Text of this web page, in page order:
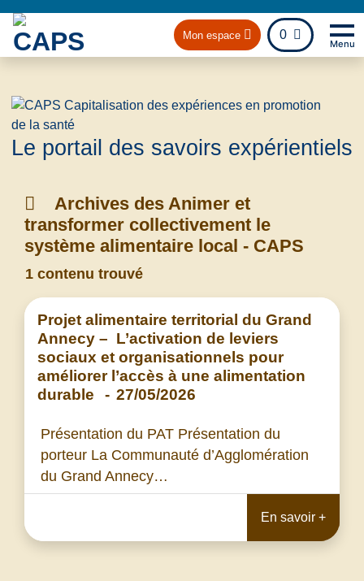
Mon espace 0
fichier
Menu
Le portail des savoirs expérientiels
Archives des Animer et
transformer collectivement le
système alimentaire local - CAPS
1 contenu trouvé
Projet alimentaire territorial du Grand
Annecy – L’activation de leviers
sociaux et organisationnels pour
améliorer l’accès à une alimentation
durable
- 27/05/2026
Présentation du PAT Présentation du
porteur La Communauté d’Agglomération
du Grand Annecy…
En savoir +